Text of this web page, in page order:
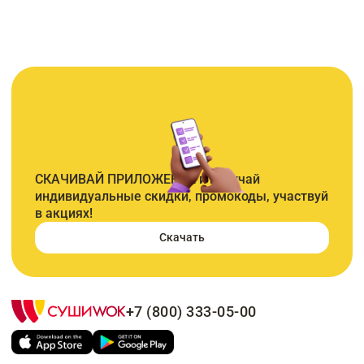
СКАЧИВАЙ ПРИЛОЖЕНИЕ и получай
индивидуальные скидки, промокоды, участвуй
в акциях!
Скачать
+7 (800) 333-05-00